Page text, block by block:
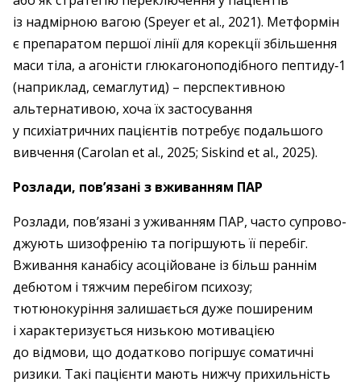
із надмірною вагою (Speyer et al., 2021). Метформін
є препаратом першої лінії для корекції збільшення
маси тіла, а агоністи глюкагоноподібного пептиду‑1
(наприклад, семаглутид) – ​перспективною
альтернативою, хоча їх застосування
у психіатричних пацієнтів потребує подальшого
вивчення (Carolan et al., 2025; Siskind et al., 2025).
Розлади, пов’язані з вживанням ПАР
Розлади, пов’язані з уживанням ПАР, часто супрово­
джують шизофренію та погіршують її перебіг.
Вживання канабісу асоційоване із більш раннім
дебютом і тяжчим перебігом психозу;
тютюнокуріння залишається дуже поширеним
і характеризується низькою мотивацією
до відмови, що додатково погіршує соматичні
ризики. Такі пацієнти мають нижчу прихильність